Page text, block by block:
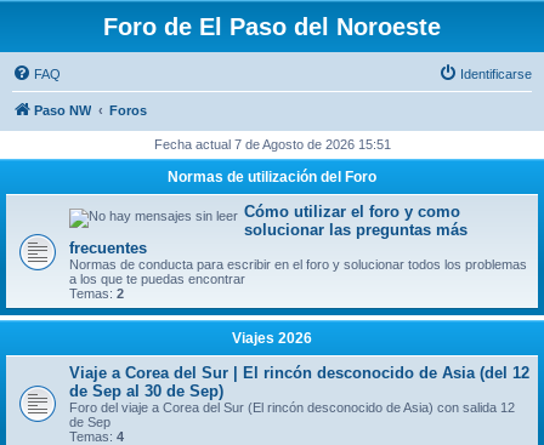
Foro de El Paso del Noroeste
FAQ Identificarse
Paso NW Foros
Fecha actual 7 de Agosto de 2026 15:51
Normas de utilización del Foro
Cómo utilizar el foro y como
solucionar las preguntas más
frecuentes
Normas de conducta para escribir en el foro y solucionar todos los problemas
a los que te puedas encontrar
Temas: 2
Viajes 2026
Viaje a Corea del Sur | El rincón desconocido de Asia (del 12
de Sep al 30 de Sep)
Foro del viaje a Corea del Sur (El rincón desconocido de Asia) con salida 12
de Sep
Temas: 4